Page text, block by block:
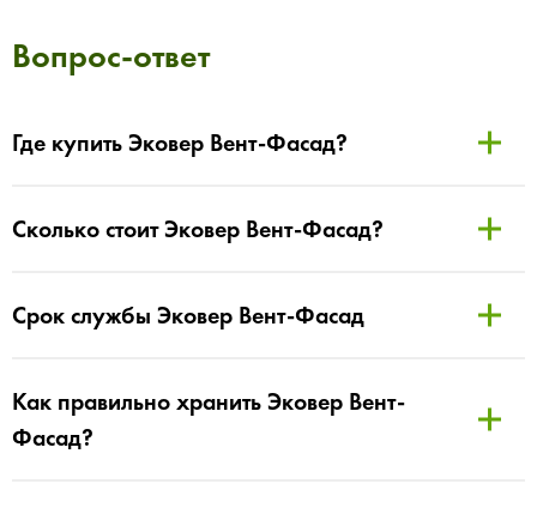
Вопрос-ответ
Где купить Эковер Вент-Фасад?
Сколько стоит Эковер Вент-Фасад?
Срок службы Эковер Вент-Фасад
Как правильно хранить Эковер Вент-
Фасад?